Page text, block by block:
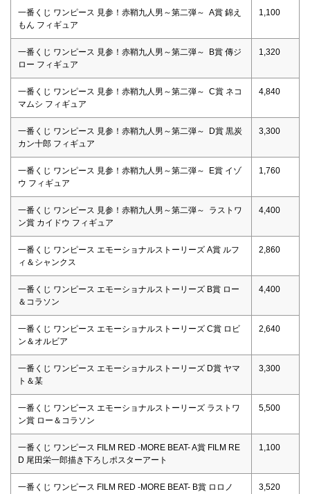
一番くじ ワンピース 見参！赤鞘九人男～第二弾～ A賞 錦え
もん フィギュア
1,100
一番くじ ワンピース 見参！赤鞘九人男～第二弾～ B賞 傳ジ
ロー フィギュア
1,320
一番くじ ワンピース 見参！赤鞘九人男～第二弾～ C賞 ネコ
マムシ フィギュア
4,840
一番くじ ワンピース 見参！赤鞘九人男～第二弾～ D賞 黒炭
カン十郎 フィギュア
3,300
一番くじ ワンピース 見参！赤鞘九人男～第二弾～ E賞 イゾ
ウ フィギュア
1,760
一番くじ ワンピース 見参！赤鞘九人男～第二弾～ ラストワ
ン賞 カイドウ フィギュア
4,400
一番くじ ワンピース エモーショナルストーリーズ A賞 ルフ
ィ＆シャンクス
2,860
一番くじ ワンピース エモーショナルストーリーズ B賞 ロー
＆コラソン
4,400
一番くじ ワンピース エモーショナルストーリーズ C賞 ロビ
ン＆オルビア
2,640
一番くじ ワンピース エモーショナルストーリーズ D賞 ヤマ
ト＆某
3,300
一番くじ ワンピース エモーショナルストーリーズ ラストワ
ン賞 ロー＆コラソン
5,500
一番くじ ワンピース FILM RED -MORE BEAT- A賞 FILM RE
D 尾田栄一郎描き下ろしポスターアート
1,100
一番くじ ワンピース FILM RED -MORE BEAT- B賞 ロロノ
3,520